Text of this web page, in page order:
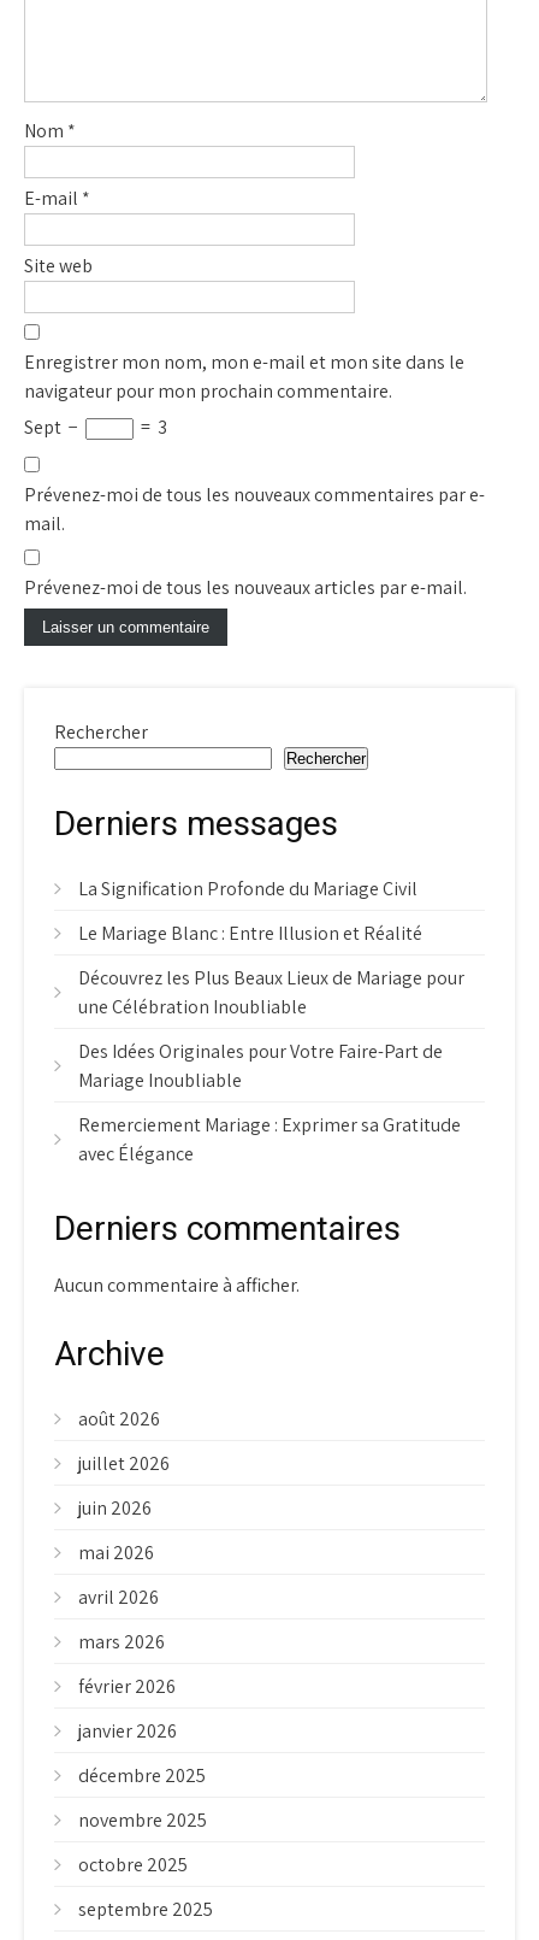
Nom *
E-mail *
Site web
Enregistrer mon nom, mon e-mail et mon site dans le
navigateur pour mon prochain commentaire.
Sept − = 3
Prévenez-moi de tous les nouveaux commentaires par e-
mail.
Prévenez-moi de tous les nouveaux articles par e-mail.
Rechercher
Rechercher
Derniers messages
La Signification Profonde du Mariage Civil
Le Mariage Blanc : Entre Illusion et Réalité
Découvrez les Plus Beaux Lieux de Mariage pour
une Célébration Inoubliable
Des Idées Originales pour Votre Faire-Part de
Mariage Inoubliable
Remerciement Mariage : Exprimer sa Gratitude
avec Élégance
Derniers commentaires
Aucun commentaire à afficher.
Archive
août 2026
juillet 2026
juin 2026
mai 2026
avril 2026
mars 2026
février 2026
janvier 2026
décembre 2025
novembre 2025
octobre 2025
septembre 2025